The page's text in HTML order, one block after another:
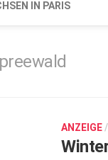
IN PARIS
ANZEIGE /